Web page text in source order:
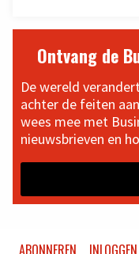
Ontvang de
De wereld
achter de feiten
wees mee met
nieuwsbrieven en